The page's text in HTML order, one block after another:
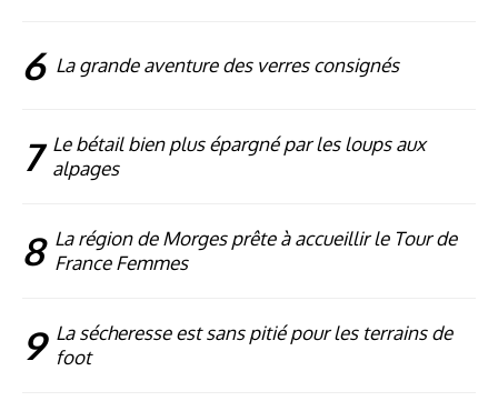
6 La grande aventure des verres consignés
7 Le bétail bien plus épargné par les loups aux
alpages
8 La région de Morges prête à accueillir le Tour de
France Femmes
9 La sécheresse est sans pitié pour les terrains de
foot